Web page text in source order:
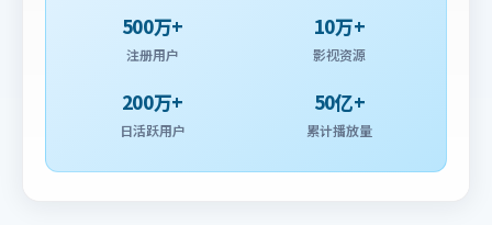
500万+
注册用户
10万+
影视资源
200万+
日活跃用户
50亿+
累计播放量